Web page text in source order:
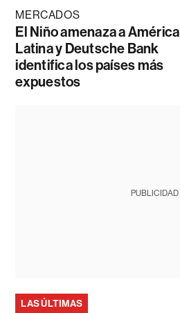
MERCADOS
El Niño amenaza a América
Latina y Deutsche Bank
identifica los países más
expuestos
PUBLICIDAD
LAS ÚLTIMAS